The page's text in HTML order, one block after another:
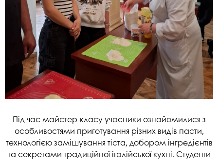
Під час майстер-класу учасники ознайомилися з
особливостями приготування різних видів пасти,
технологією замішування тіста, добором інгредієнтів
та секретами традиційної італійської кухні. Студенти